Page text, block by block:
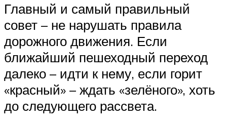
Главный и самый правильный
совет – не нарушать правила
дорожного движения. Если
ближайший пешеходный переход
далеко – идти к нему, если горит
«красный» – ждать «зелёного», хоть
до следующего рассвета.